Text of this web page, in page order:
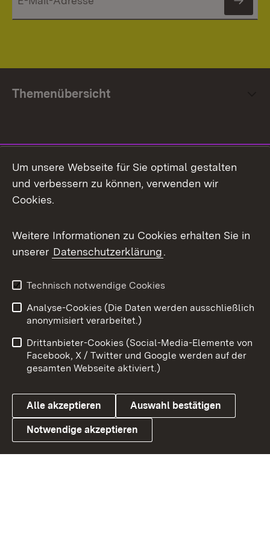
Themenübersicht
Facebook
X / Twitter
Youtube
Link zum Landesportal
Impressum
Kontakt
Barrierefreiheit
Datenschutz
Cookies
Um unsere Webseite für Sie optimal gestalten
und verbessern zu können, verwenden wir
Cookies.
Weitere Informationen zu Cookies erhalten Sie in
unserer Datenschutzerklärung.
Technisch notwendige Cookies
Analyse-Cookies (Die Daten werden ausschließlich
anonymisiert verarbeitet.)
Drittanbieter-Cookies (Social-Media-Elemente von
Facebook, X / Twitter und Google werden auf der
gesamten Webseite aktiviert.)
Alle akzeptieren Auswahl bestätigen
Notwendige akzeptieren